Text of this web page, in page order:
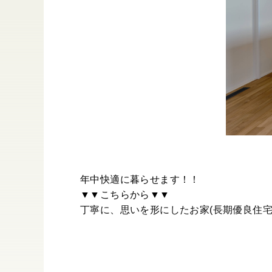
年中快適に暮らせます！！
▼▼こちらから▼▼
丁寧に、思いを形にしたお家(長期優良住